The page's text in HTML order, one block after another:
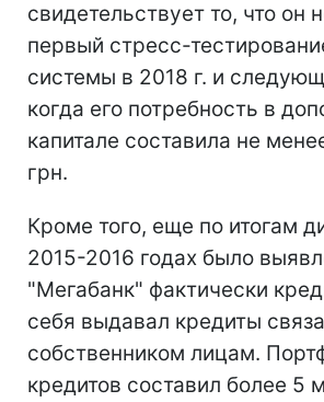
свидетельствует то, что он
первый стресс-
системы в 2018 г. и
когда его потребность в
капитале составила не
грн.
Кроме того, еще по итогам
2015-2016 годах было
"Мегабанк" фактически
себя выдавал кредиты
собственником лицам.
кредитов составил более 5